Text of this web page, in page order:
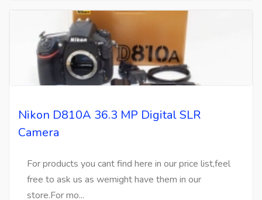
Nikon D810A 36.3 MP Digital SLR
Camera
For products you cant find here in our price list,feel
free to ask us as wemight have them in our
store.For mo...